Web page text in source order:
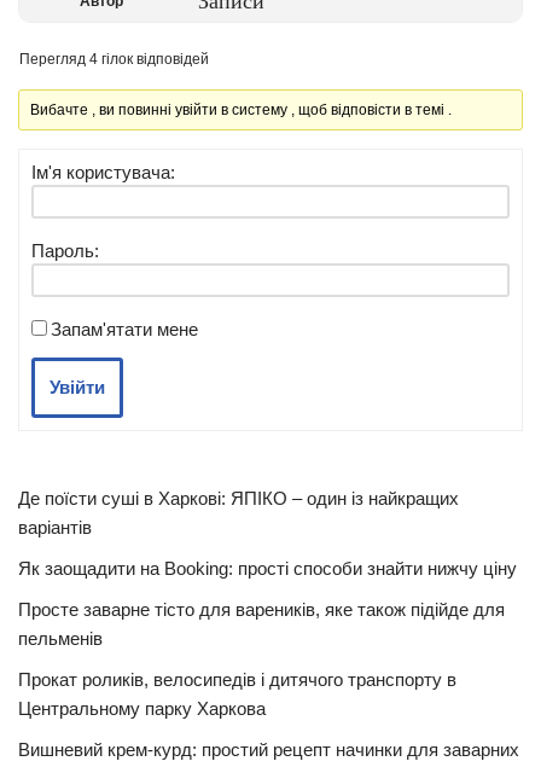
Перегляд 4 гілок відповідей
Вибачте , ви повинні увійти в систему , щоб відповісти в темі .
Ім'я користувача:
Пароль:
Запам'ятати мене
Увійти
Де поїсти суші в Харкові: ЯПІКО – один із найкращих
варіантів
Як заощадити на Booking: прості способи знайти нижчу ціну
Просте заварне тісто для вареників, яке також підійде для
пельменів
Прокат роликів, велосипедів і дитячого транспорту в
Центральному парку Харкова
Вишневий крем-курд: простий рецепт начинки для заварних